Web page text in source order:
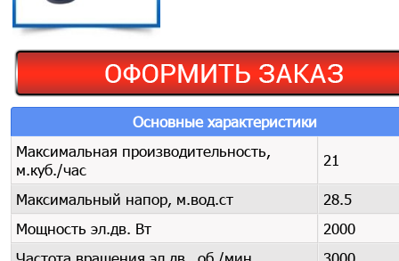
Основные характеристики
Максимальная производительность,
м.куб./час
21
Максимальный напор, м.вод.ст
28.5
Мощность эл.дв. Вт
2000